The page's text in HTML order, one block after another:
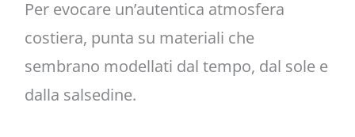
Per evocare un’autentica atmosfera
costiera, punta su materiali che
sembrano modellati dal tempo, dal sole e
dalla salsedine.